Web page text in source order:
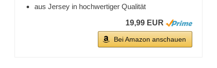
aus Jersey in hochwertiger Qualität
19,99 EUR
Bei Amazon anschauen